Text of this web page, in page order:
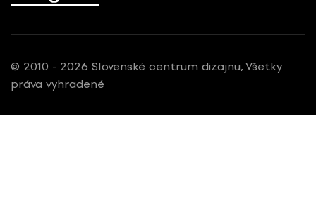
© 2010 - 2026 Slovenské centrum dizajnu, Všetky
práva vyhradené